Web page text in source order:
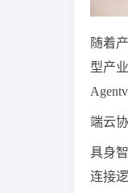
随着
型产
端云
具身
连接